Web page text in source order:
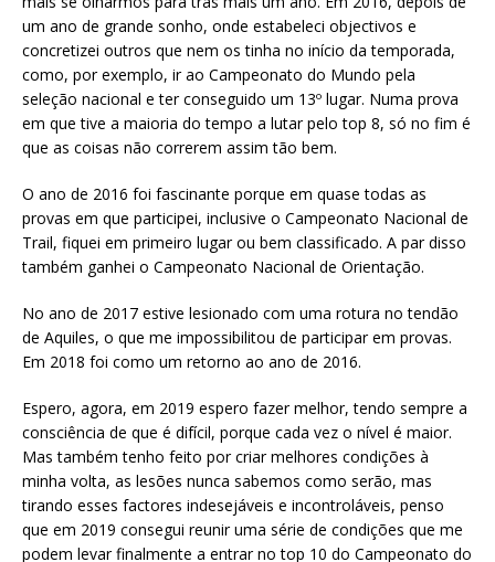
um ano de grande sonho, onde estabeleci objectivos e
concretizei outros que nem os tinha no início da temporada,
como, por exemplo, ir ao Campeonato do Mundo pela
seleção nacional e ter conseguido um 13º lugar. Numa prova
em que tive a maioria do tempo a lutar pelo top 8, só no fim é
que as coisas não correrem assim tão bem.
O ano de 2016 foi fascinante porque em quase todas as
provas em que participei, inclusive o Campeonato Nacional de
Trail, fiquei em primeiro lugar ou bem classificado. A par disso
também ganhei o Campeonato Nacional de Orientação.
No ano de 2017 estive lesionado com uma rotura no tendão
de Aquiles, o que me impossibilitou de participar em provas.
Em 2018 foi como um retorno ao ano de 2016.
Espero, agora, em 2019 espero fazer melhor, tendo sempre a
consciência de que é difícil, porque cada vez o nível é maior.
Mas também tenho feito por criar melhores condições à
minha volta, as lesões nunca sabemos como serão, mas
tirando esses factores indesejáveis e incontroláveis, penso
que em 2019 consegui reunir uma série de condições que me
podem levar finalmente a entrar no top 10 do Campeonato do